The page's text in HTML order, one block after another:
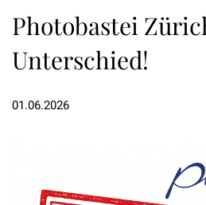
Photobastei
Unterschied!
01.06.2026